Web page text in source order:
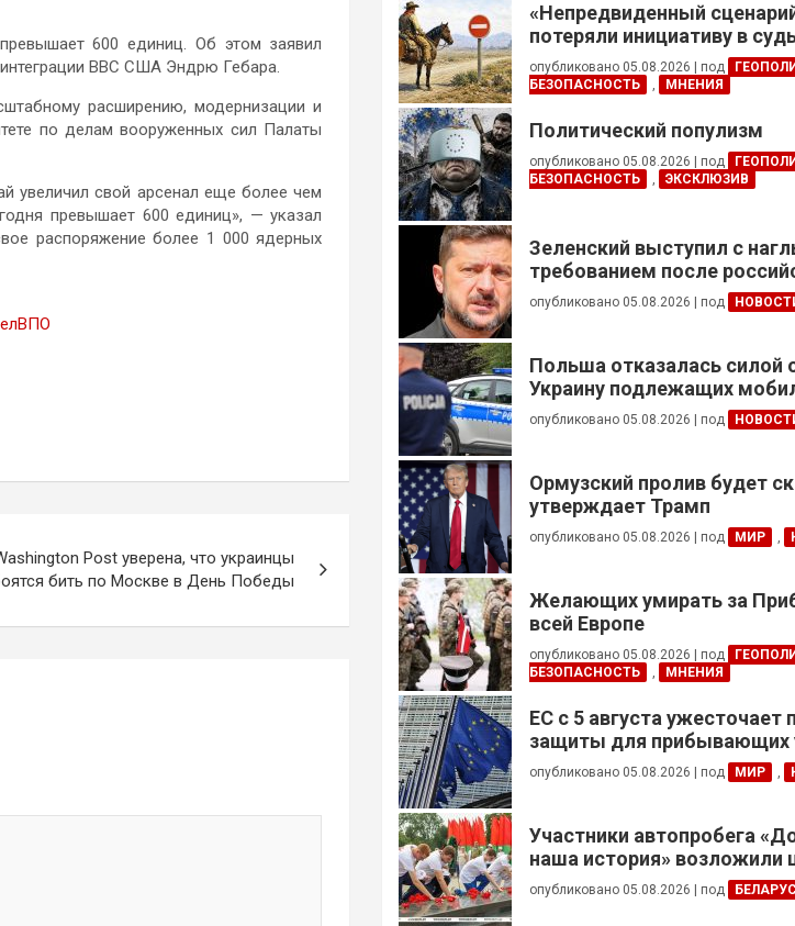
600 единиц. Об этом заявил
интеграции ВВС США Эндрю Гебара.
расширению, модернизации и
по делам вооруженных сил Палаты
увеличил свой арсенал еще более чем
превышает 600 единиц», — указал
распоряжение более 1 000 ядерных
Post уверена, что украинцы
бить по Москве в День Победы
«Непредвиденный
потеряли инициативу в
конфликте
опубликовано 05.08.2026 под
БЕЗОПАСНОСТЬ
, МНЕНИЯ
Политический популизм
опубликовано 05.08.2026 под
БЕЗОПАСНОСТЬ
, ЭКСКЛЮЗИВ
Зеленский выступил с
требованием после
опубликовано 05.08.2026 под
Польша отказалась силой
Украину подлежащих
опубликовано 05.08.2026 под
Ормузский пролив будет
утверждает Трамп
опубликовано 05.08.2026 под МИР ,
Желающих умирать за
всей Европе
опубликовано 05.08.2026 под
БЕЗОПАСНОСТЬ
, МНЕНИЯ
ЕС с 5 августа ужесточает
защиты для прибывающих
призывного возраста
опубликовано 05.08.2026 под МИР ,
Участники автопробега
наша история» возложили
Брестской крепости
опубликовано 05.08.2026 под